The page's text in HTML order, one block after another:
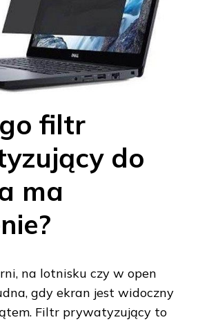
filtr
do
ma
na lotnisku czy w open
gdy ekran jest widoczny
Filtr prywatyzujący to